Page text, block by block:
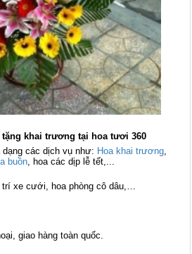
tặng khai trương tại hoa tươi 360
các dịch vụ như: Hoa khai trương,
buồn, hoa các dịp lễ tết,...
trí xe cưới, hoa phòng cô dâu,…
giao hàng toàn quốc.